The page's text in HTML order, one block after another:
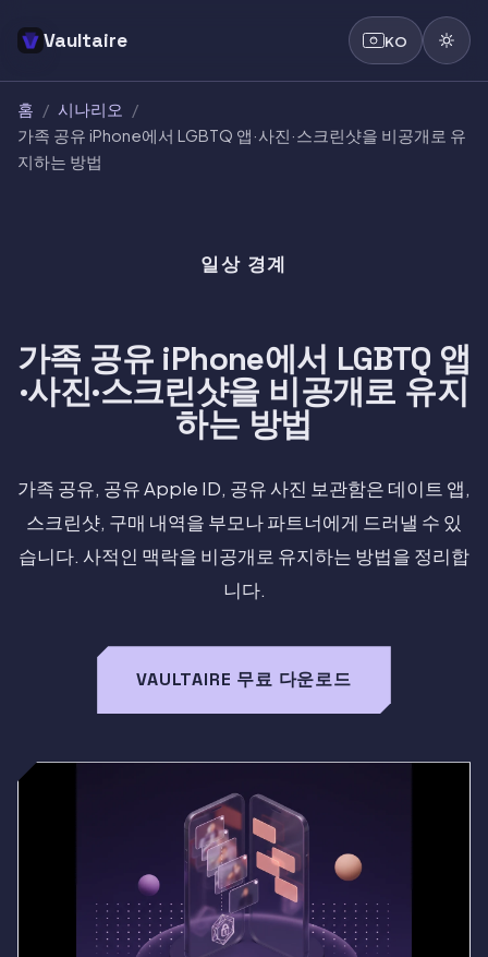
Vaultaire KO
홈 / 시나리오
/
가족 공유 iPhone에서 LGBTQ 앱·사진·스크린샷을 비공개로 유
지하는 방법
일상 경계
가족 공유 iPhone에서 LGBTQ 앱
·사진·스크린샷을 비공개로 유지
하는 방법
가족 공유, 공유 Apple ID, 공유 사진 보관함은 데이트 앱,
스크린샷, 구매 내역을 부모나 파트너에게 드러낼 수 있
습니다. 사적인 맥락을 비공개로 유지하는 방법을 정리합
니다.
VAULTAIRE 무료 다운로드